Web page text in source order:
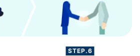
STEP.6